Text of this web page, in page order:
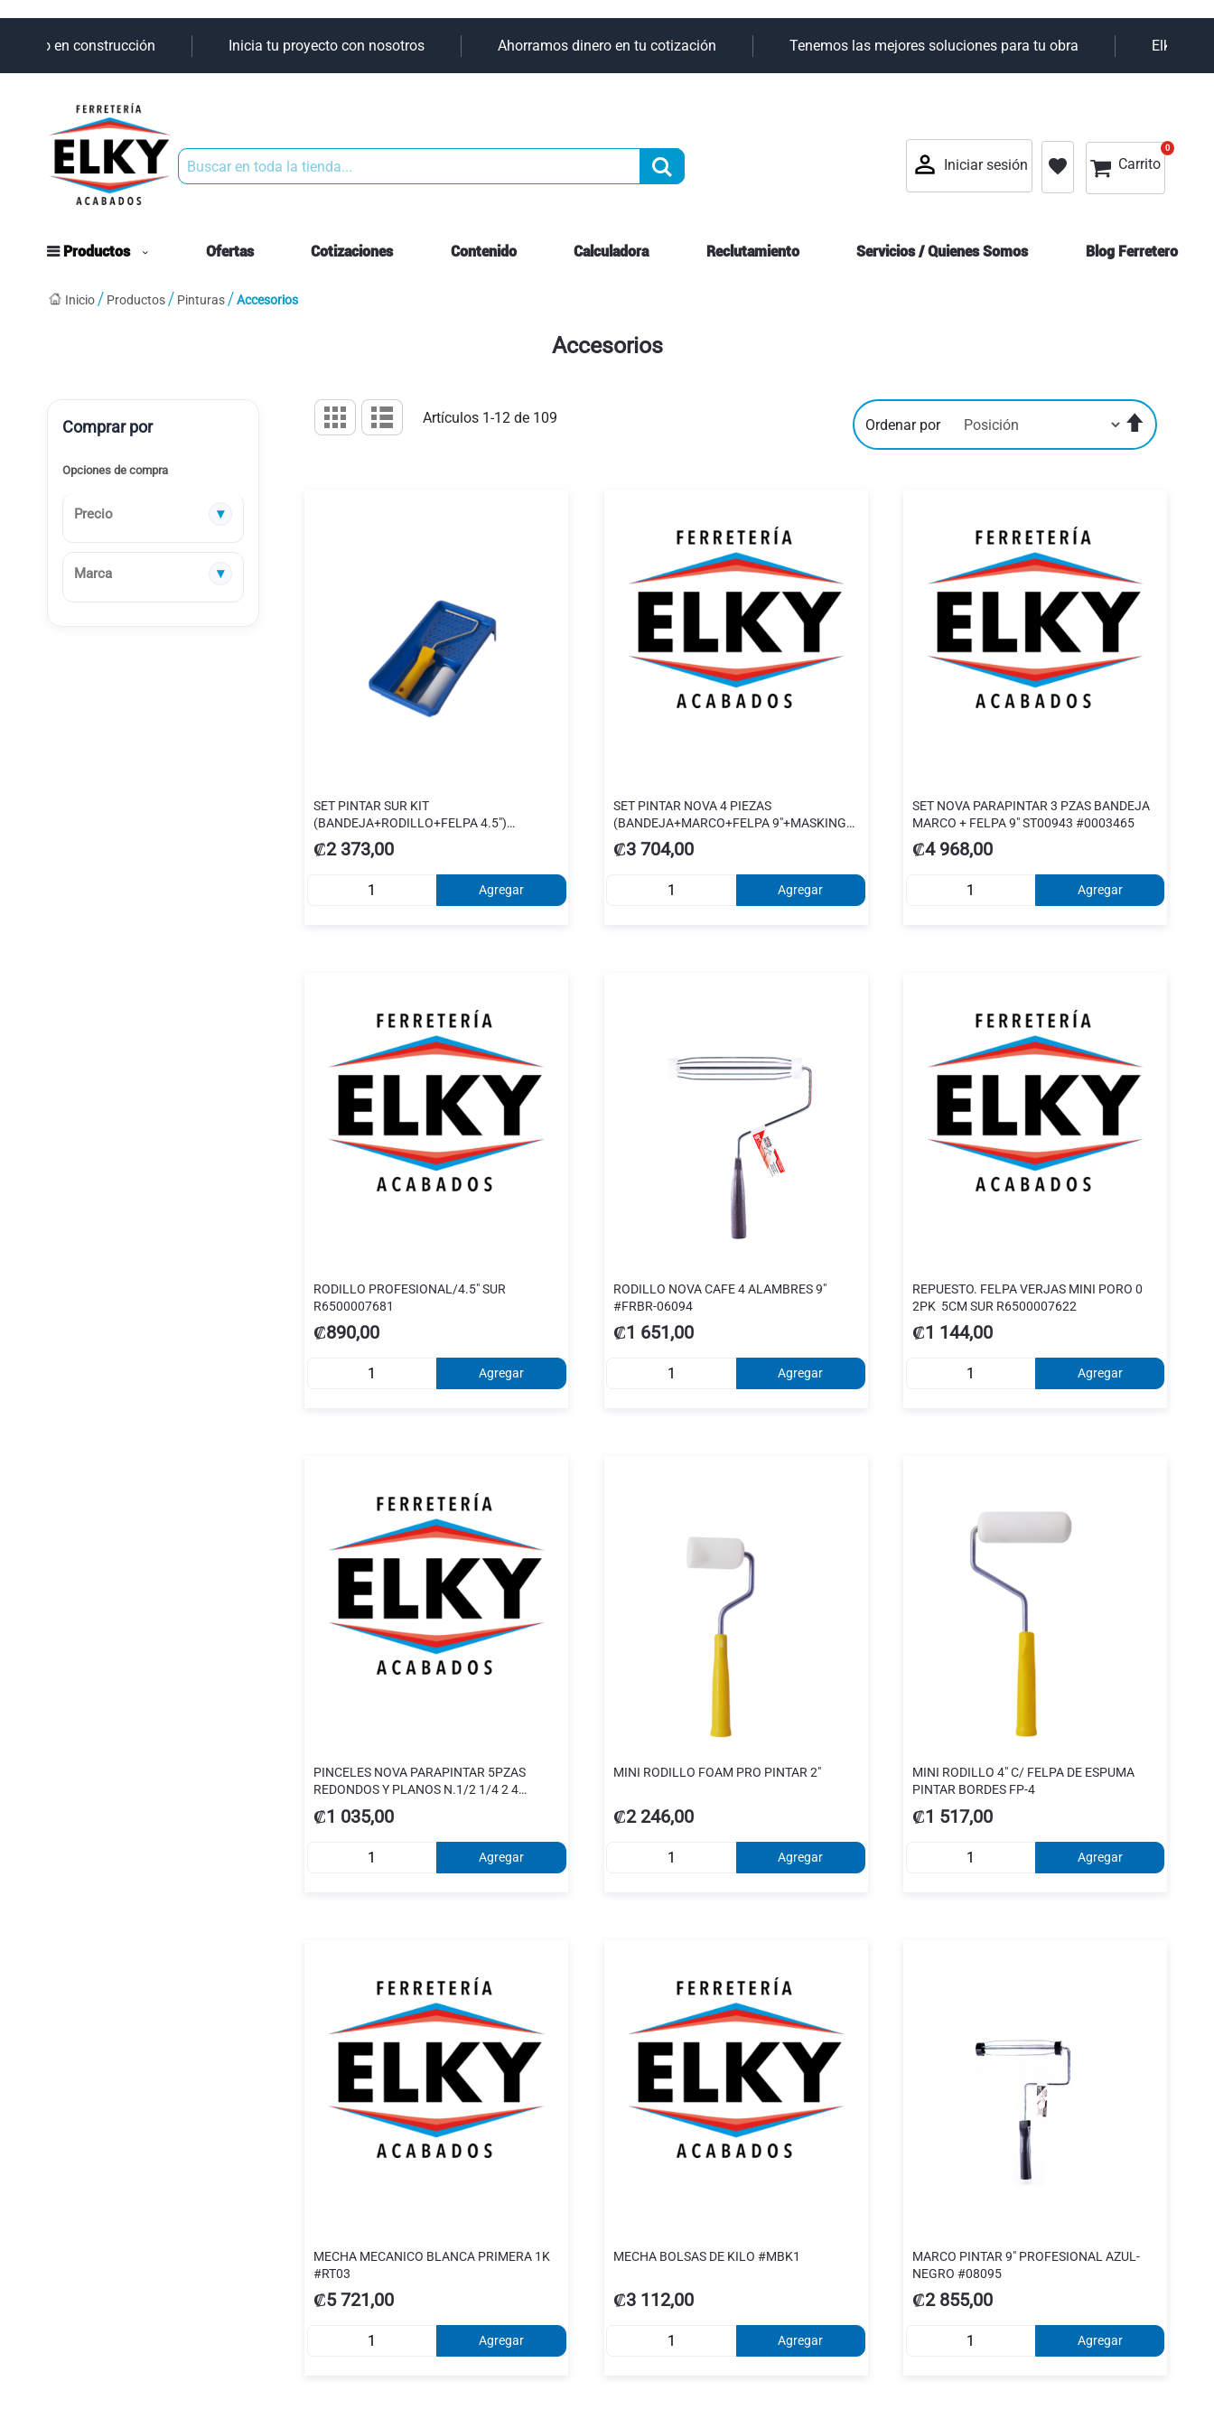
al
contenido
aliado en construcción Inicia tu proyecto con nosotros Ahorramos dinero en tu cotización Tenemos las mejores soluciones para tu obra Elky tu
Mi cesta
Carrito
0 0
favorite
Iniciar sesión
Buscar
Productos Ofertas Cotizaciones Contenido Calculadora Reclutamiento Servicios / Quienes Somos Blog Ferretero
Inicio Productos Pinturas Accesorios
Accesorios
Ver
como
ParrillaLista Artículos 1-12 de 109 Ordenar por
Fijar
Dirección
SET PINTAR SUR KIT
(BANDEJA+RODILLO+FELPA 4.5")
R6500007750
₡2 373,00
Agregar
SET PINTAR NOVA 4 PIEZAS
(BANDEJA+MARCO+FELPA 9"+MASKING
R00397-2)
₡3 704,00
Agregar
SET NOVA PARAPINTAR 3 PZAS BANDEJA
MARCO + FELPA 9" ST00943 #0003465
₡4 968,00
Agregar
RODILLO PROFESIONAL/4.5" SUR
R6500007681
₡890,00
Agregar
RODILLO NOVA CAFE 4 ALAMBRES 9"
#FRBR-06094
₡1 651,00
Agregar
REPUESTO. FELPA VERJAS MINI PORO 0
2PK 5CM SUR R6500007622
₡1 144,00
Agregar
PINCELES NOVA PARAPINTAR 5PZAS
REDONDOS Y PLANOS N.1/2 1/4 2 4
#0010619
₡1 035,00
Agregar
MINI RODILLO FOAM PRO PINTAR 2"
₡2 246,00
Agregar
MINI RODILLO 4" C/ FELPA DE ESPUMA
PINTAR BORDES FP-4
₡1 517,00
Agregar
MECHA MECANICO BLANCA PRIMERA 1K
#RT03
₡5 721,00
Agregar
MECHA BOLSAS DE KILO #MBK1
₡3 112,00
Agregar
MARCO PINTAR 9" PROFESIONAL AZUL-
NEGRO #08095
₡2 855,00
Agregar
Comprar por
Opciones de compra
Precio
Marca